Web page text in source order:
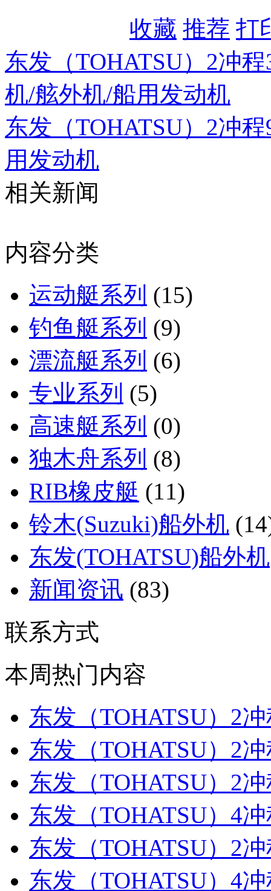
收藏 推荐 打
东发（TOHATSU）2冲
机/舷外机/船用发动机
东发（TOHATSU）2冲
用发动机
相关新闻
内容分类
运动艇系列 (15)
钓鱼艇系列 (9)
漂流艇系列 (6)
专业系列 (5)
高速艇系列 (0)
独木舟系列 (8)
RIB橡皮艇 (11)
铃木(Suzuki)船外机
东发(TOHATSU)船外机
新闻资讯 (83)
联系方式
本周热门内容
东发（TOHATSU）2
东发（TOHATSU）2
东发（TOHATSU）2
东发（TOHATSU）4
东发（TOHATSU）2
东发（TOHATSU）4